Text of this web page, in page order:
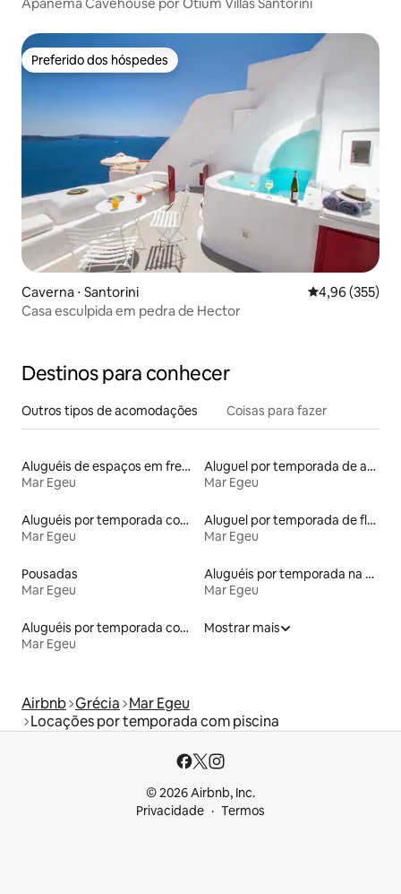
Preferido dos hóspedes
Preferido dos hóspedes
Caverna ⋅ Santorini 4,96 de uma
4,96 (355)
Casa esculpida em pedra de Hector
Destinos para conhecer
Outros tipos de acomodações Coisas para fazer
Aluguéis de espaços em frente à praia
Mar Egeu
Aluguel por temporada de apart-hotéis
Mar Egeu
Aluguéis por temporada com banheira de hidromassagem
Mar Egeu
Aluguel por temporada de flats
Mar Egeu
Pousadas
Mar Egeu
Aluguéis por temporada na orla
Mar Egeu
Aluguéis por temporada com acesso à praia
Mar Egeu
Mostrar mais
Airbnb Grécia Mar Egeu
Locações por temporada com piscina
© 2026 Airbnb, Inc.
Privacidade
Termos